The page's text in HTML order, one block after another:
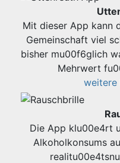
Mit dieser App kann
Gemeinschaft viel
bisher mu00f6glich
Mehrwert
weitere
Die App klu00e4rt
Alkoholkonsums